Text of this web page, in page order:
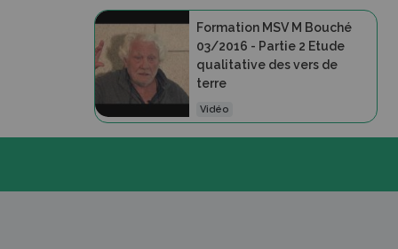
Formation MSV M Bouché
03/2016 - Partie 2 Etude
qualitative des vers de
terre
Vidéo